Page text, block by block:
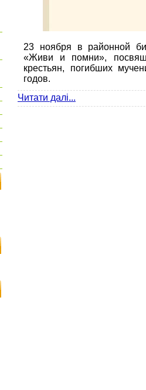
23 ноября в районной
«Живи и помни»,
крестьян, погибших
годов.
Читати далі...